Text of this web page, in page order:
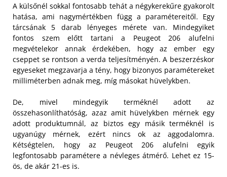
A külsőnél sokkal fontosabb tehát a négykerekűre gyakorolt
hatása, ami nagymértékben függ a paramétereitől. Egy
tárcsának 5 darab lényeges mérete van. Mindegyiket
fontos szem előtt tartani a Peugeot 206 alufelni
megvételekor annak érdekében, hogy az ember egy
cseppet se rontson a verda teljesítményén. A beszerzéskor
egyeseket megzavarja a tény, hogy bizonyos paramétereket
milliméterben adnak meg, míg másokat hüvelykben.
De, mivel mindegyik terméknél adott az
összehasonlíthatóság, azaz amit hüvelykben mérnek egy
adott produktumnál, az biztos egy másik terméknél is
ugyanúgy mérnek, ezért nincs ok az aggodalomra.
Kétségtelen, hogy az Peugeot 206 alufelni egyik
legfontosabb paramétere a névleges átmérő. Lehet ez 15-
ös, de akár 21-es is.